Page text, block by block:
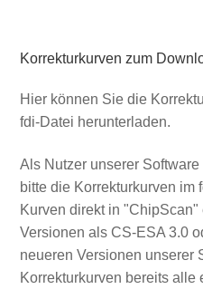
Korrekturkurven zum
Hier können Sie die
fdi-Datei herunterladen.
Als Nutzer unserer
bitte die Korrekturkurven im
Kurven direkt in
Versionen als CS-ESA 3.0
neueren Versionen unserer
Korrekturkurven bereits alle